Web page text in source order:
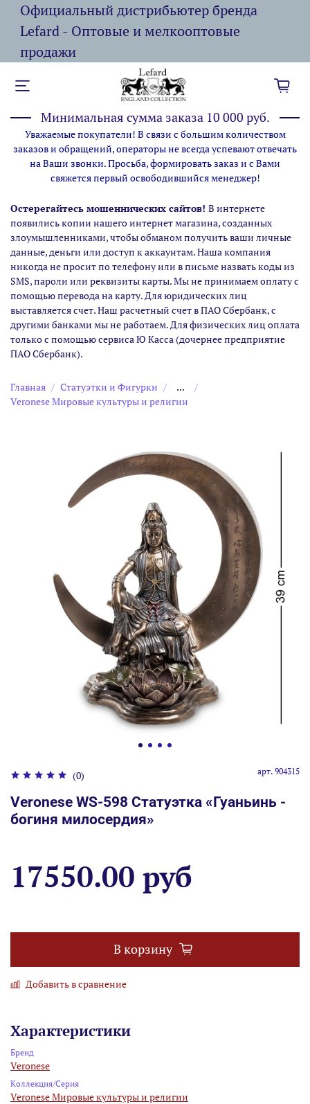
Официальный дистрибьютер бренда
Lefard - Оптовые и мелкооптовые
продажи
Минимальная сумма заказа 10 000 руб.
Уважаемые покупатели! В связи с большим количеством
заказов и обращений, операторы не всегда успевают отвечать
на Ваши звонки. Просьба, формировать заказ и с Вами
свяжется первый освободившийся менеджер!
Остерегайтесь мошеннических сайтов! В интернете
появились копии нашего интернет магазина,созданных
злоумышленниками, чтобы обманом получить ваши личные
данные, деньги или доступ к аккаунтам. Наша компания
никогда не просит по телефону или в письме назвать коды из
SMS, пароли или реквизиты карты. Мы не принимаем оплату с
помощью перевода на карту. Для юридических лиц
выставляется счет. Наш расчетный счет в ПАО Сбербанк, с
другими банками мы не работаем. Для физических лиц оплата
только с помощью сервиса Ю Касса (дочернее предприятие
ПАО Сбербанк).
Главная Статуэтки и Фигурки
...
Veronese Мировые культуры и религии
(0) арт. 904315
Veronese WS-598 Статуэтка «Гуаньинь -
богиня милосердия»
17550.00 руб
В корзину
Добавить в сравнение
Характеристики
Бренд
Veronese
Коллекция/Серия
Veronese Мировые культуры и религии